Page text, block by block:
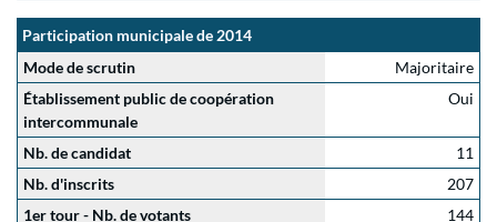
Participation municipale de 2014
Mode de scrutin
Majoritaire
Établissement public de coopération
intercommunale
Oui
Nb. de candidat
11
Nb. d'inscrits
207
1er tour - Nb. de votants
144